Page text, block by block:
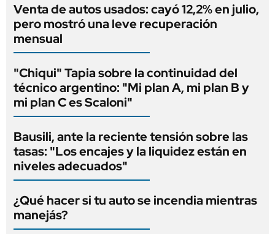
Venta de autos usados: cayó 12,2% en julio,
pero mostró una leve recuperación
mensual
"Chiqui" Tapia sobre la continuidad del
técnico argentino: "Mi plan A, mi plan B y
mi plan C es Scaloni"
Bausili, ante la reciente tensión sobre las
tasas: "Los encajes y la liquidez están en
niveles adecuados"
¿Qué hacer si tu auto se incendia mientras
manejás?